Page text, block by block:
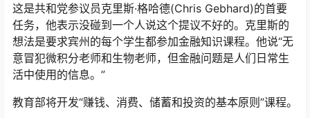
这是共和党参议员克里斯·格哈德(Chris Gebhard)的首要
任务，他表示没碰到一个人说这个提议不好的。克里斯的
想法是要求宾州的每个学生都参加金融知识课程。他说“无
意冒犯微积分老师和生物老师，但金融问题是人们日常生
活中使用的信息。”
教育部将开发“赚钱、消费、储蓄和投资的基本原则”课程。